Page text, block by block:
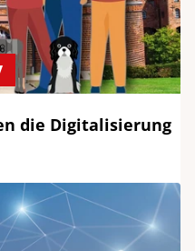
die Digitalisierung